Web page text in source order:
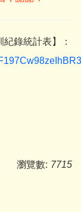
錄統計表】：
瀏覽數: 7715